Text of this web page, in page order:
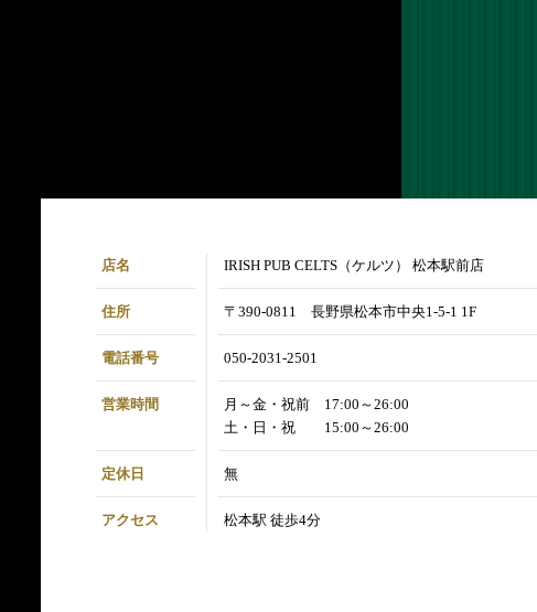
店名 IRISH PUB CELTS（ケルツ） 松本駅前店
住所 〒390-0811 長野県松本市中央1-5-1 1F
電話番号 050-2031-2501
営業時間
月～金・祝前 17:00～26:00
土・日・祝 15:00～26:00
定休日 無
アクセス 松本駅 徒歩4分